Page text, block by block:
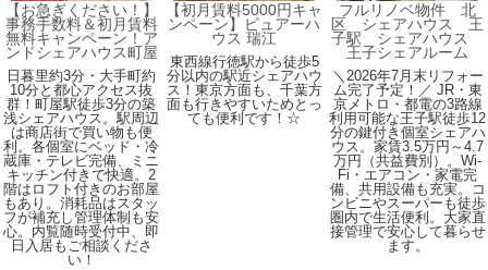
【お急ぎください！】
事務手数料＆初月賃料
無料キャンペーン！ア
ンドシェアハウス町屋
日暮里約3分・大手町約
10分と都心アクセス抜
群！町屋駅徒歩3分の築
浅シェアハウス。駅周辺
は商店街で買い物も便
利。各個室にベッド・冷
蔵庫・テレビ完備、ミニ
キッチン付きで快適。2
階はロフト付きのお部屋
もあり。消耗品はスタッ
フが補充し管理体制も安
心。内覧随時受付中、即
日入居もご相談くださ
い！
【初月賃料5000円キャ
ンペーン】ピュアーハ
ウス 瑞江
東西線行徳駅から徒歩5
分以内の駅近シェアハウ
ス！東京方面も、千葉方
面も行きやすいためとっ
ても便利です！☆
フルリノベ物件 北
区 シェアハウス 王
子駅 シェアハウス
王子シェアルーム
＼2026年7月末リフォー
ム完了予定！／ JR・東
京メトロ・都電の3路線
利用可能な王子駅徒歩12
分の鍵付き個室シェアハ
ウス。家賃3.5万円～4.7
万円（共益費別）。Wi-
Fi・エアコン・家電完
備、共用設備も充実。コ
ンビニやスーパーも徒歩
圏内で生活便利。大家直
接管理で安心して暮らせ
ます。